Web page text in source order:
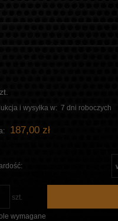
i wysyłka w: 7 dni roboczych
187,00 zł
szt.
wymagane